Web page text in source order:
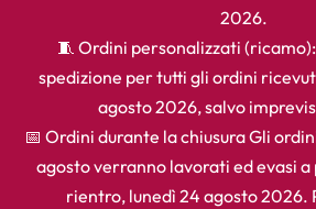
2026.
🧵 Ordini personalizzati
spedizione per tutti gli ordini
agosto 2026, salvo
📅 Ordini durante la chiusura Gli
agosto verranno lavorati ed evasi
rientro, lunedì 24 agosto 2026.